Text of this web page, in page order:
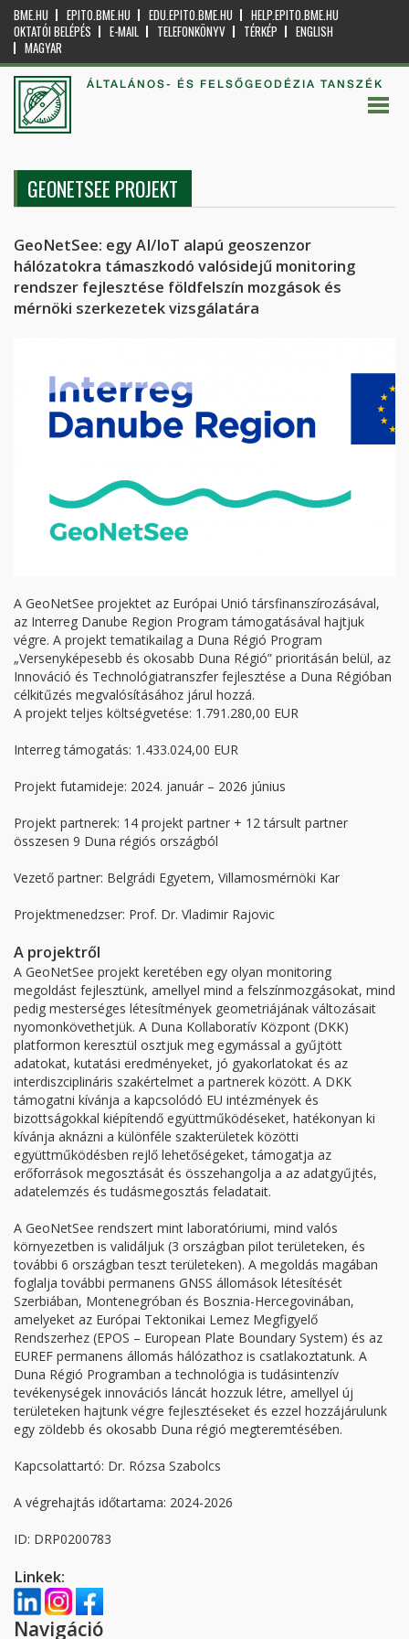
BME.HU EPITO.BME.HU EDU.EPITO.BME.HU
HELP.EPITO.BME.HU
OKTATÓI BELÉPÉS
E-MAIL TELEFONKÖNYV TÉRKÉP
ENGLISH
MAGYAR
ÁLTALÁNOS- ÉS FELSŐGEODÉZIA TANSZÉK
GEONETSEE PROJEKT
GeoNetSee: egy AI/IoT alapú geoszenzor
hálózatokra támaszkodó valósidejű monitoring
rendszer fejlesztése földfelszín mozgások és
mérnöki szerkezetek vizsgálatára
A GeoNetSee projektet az Európai Unió társfinanszírozásával,
az Interreg Danube Region Program támogatásával hajtjuk
végre. A projekt tematikailag a Duna Régió Program
„Versenyképesebb és okosabb Duna Régió” prioritásán belül, az
Innováció és Technológiatranszfer fejlesztése a Duna Régióban
célkitűzés megvalósításához járul hozzá.
A projekt teljes költségvetése: 1.791.280,00 EUR
Interreg támogatás: 1.433.024,00 EUR
Projekt futamideje: 2024. január – 2026 június
Projekt partnerek: 14 projekt partner + 12 társult partner
összesen 9 Duna régiós országból
Vezető partner: Belgrádi Egyetem, Villamosmérnöki Kar
Projektmenedzser: Prof. Dr. Vladimir Rajovic
A projektről
A GeoNetSee projekt keretében egy olyan monitoring
megoldást fejlesztünk, amellyel mind a felszínmozgásokat, mind
pedig mesterséges létesítmények geometriájának változásait
nyomonkövethetjük. A Duna Kollaboratív Központ (DKK)
platformon keresztül osztjuk meg egymással a gyűjtött
adatokat, kutatási eredményeket, jó gyakorlatokat és az
interdiszciplináris szakértelmet a partnerek között. A DKK
támogatni kívánja a kapcsolódó EU intézmények és
bizottságokkal kiépítendő együttműködéseket, hatékonyan ki
kívánja aknázni a különféle szakterületek közötti
együttműködésben rejlő lehetőségeket, támogatja az
erőforrások megosztását és összehangolja a az adatgyűjtés,
adatelemzés és tudásmegosztás feladatait.
A GeoNetSee rendszert mint laboratóriumi, mind valós
környezetben is validáljuk (3 országban pilot területeken, és
további 6 országban teszt területeken). A megoldás magában
foglalja további permanens GNSS állomások létesítését
Szerbiában, Montenegróban és Bosznia-Hercegovinában,
amelyeket az Európai Tektonikai Lemez Megfigyelő
Rendszerhez (EPOS – European Plate Boundary System) és az
EUREF permanens állomás hálózathoz is csatlakoztatunk. A
Duna Régió Programban a technológia is tudásintenzív
tevékenységek innovációs láncát hozzuk létre, amellyel új
területeken hajtunk végre fejlesztéseket és ezzel hozzájárulunk
egy zöldebb és okosabb Duna régió megteremtésében.
Kapcsolattartó: Dr. Rózsa Szabolcs
A végrehajtás időtartama: 2024-2026
ID: DRP0200783
Linkek:
Navigáció